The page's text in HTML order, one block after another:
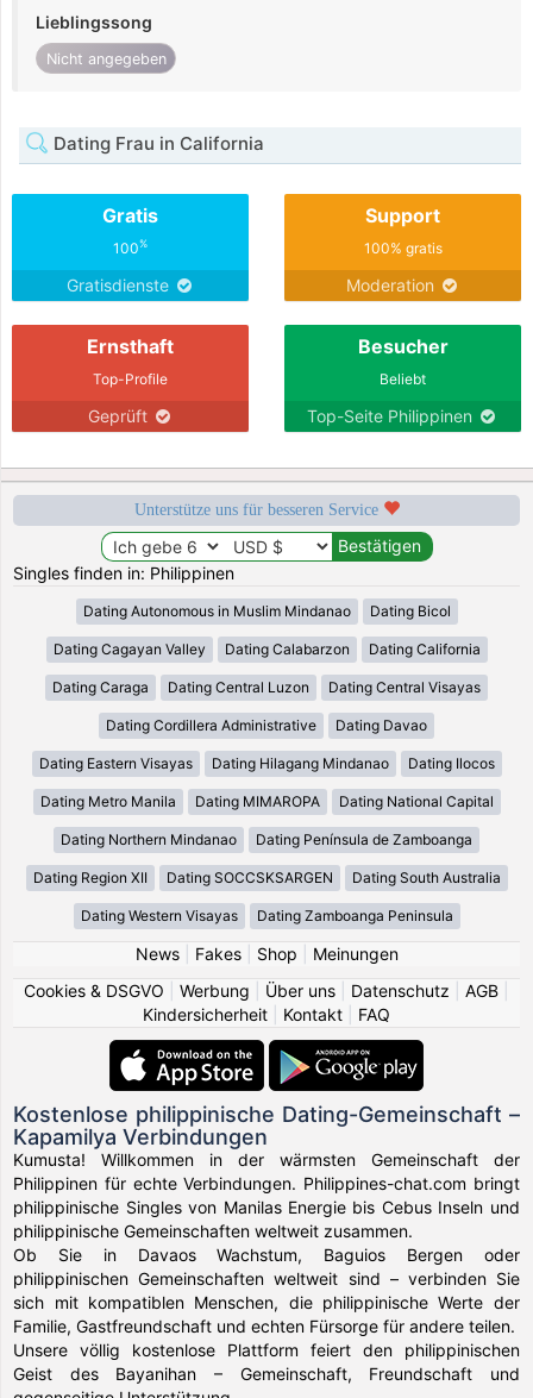
Lieblingssong
Nicht angegeben
Dating Frau in California
Gratis
100%
Gratisdienste
Support
100% gratis
Moderation
Ernsthaft
Top-Profile
Geprüft
Besucher
Beliebt
Top-Seite Philippinen
Unterstütze uns für besseren Service
Singles finden in: Philippinen
Dating Autonomous in Muslim Mindanao Dating Bicol
Dating Cagayan Valley Dating Calabarzon Dating California
Dating Caraga Dating Central Luzon Dating Central Visayas
Dating Cordillera Administrative Dating Davao
Dating Eastern Visayas Dating Hilagang Mindanao Dating Ilocos
Dating Metro Manila Dating MIMAROPA Dating National Capital
Dating Northern Mindanao Dating Península de Zamboanga
Dating Region XII Dating SOCCSKSARGEN Dating South Australia
Dating Western Visayas Dating Zamboanga Peninsula
News| Fakes| Shop
Meinungen
Cookies & DSGVO
Werbung Über uns Datenschutz AGB
Kindersicherheit
Kontakt FAQ
Kostenlose philippinische Dating-Gemeinschaft –
Kapamilya Verbindungen
Kumusta! Willkommen in der wärmsten Gemeinschaft der
Philippinen für echte Verbindungen. Philippines-chat.com bringt
philippinische Singles von Manilas Energie bis Cebus Inseln und
philippinische Gemeinschaften weltweit zusammen.
Ob Sie in Davaos Wachstum, Baguios Bergen oder
philippinischen Gemeinschaften weltweit sind – verbinden Sie
sich mit kompatiblen Menschen, die philippinische Werte der
Familie, Gastfreundschaft und echten Fürsorge für andere teilen.
Unsere völlig kostenlose Plattform feiert den philippinischen
Geist des Bayanihan – Gemeinschaft, Freundschaft und